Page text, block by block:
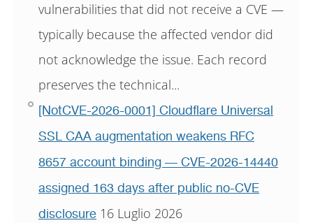
vulnerabilities that did not receive a CVE —
typically because the affected vendor did
not acknowledge the issue. Each record
preserves the technical...
[NotCVE-2026-0001] Cloudflare Universal
SSL CAA augmentation weakens RFC
8657 account binding — CVE-2026-14440
assigned 163 days after public no-CVE
disclosure 16 Luglio 2026